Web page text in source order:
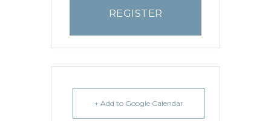
REGISTER
+ Add to Google Calendar